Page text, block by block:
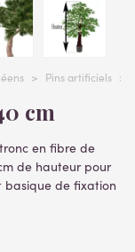
> Pins artificiels >
cm
en fibre de
de hauteur pour
basique de fixation